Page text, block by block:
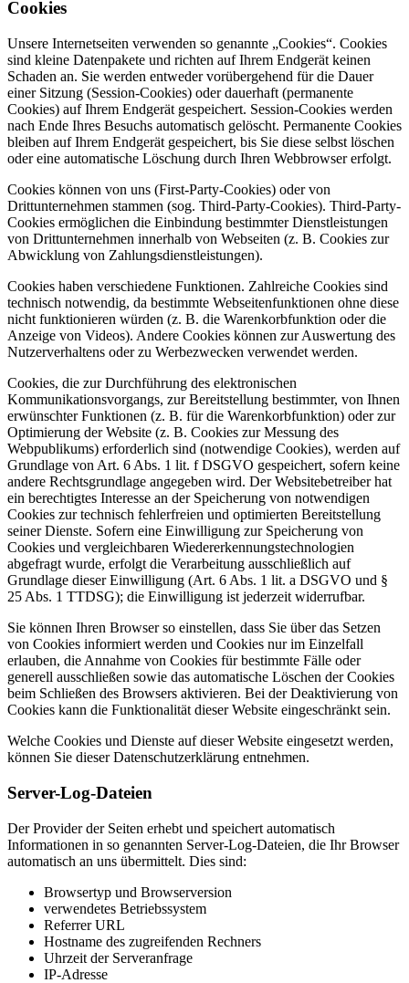
Cookies
Unsere Internetseiten verwenden so genannte „Cookies“. Cookies
sind kleine Datenpakete und richten auf Ihrem Endgerät keinen
Schaden an. Sie werden entweder vorübergehend für die Dauer
einer Sitzung (Session-Cookies) oder dauerhaft (permanente
Cookies) auf Ihrem Endgerät gespeichert. Session-Cookies werden
nach Ende Ihres Besuchs automatisch gelöscht. Permanente Cookies
bleiben auf Ihrem Endgerät gespeichert, bis Sie diese selbst löschen
oder eine automatische Löschung durch Ihren Webbrowser erfolgt.
Cookies können von uns (First-Party-Cookies) oder von
Drittunternehmen stammen (sog. Third-Party-Cookies). Third-Party-
Cookies ermöglichen die Einbindung bestimmter Dienstleistungen
von Drittunternehmen innerhalb von Webseiten (z. B. Cookies zur
Abwicklung von Zahlungsdienstleistungen).
Cookies haben verschiedene Funktionen. Zahlreiche Cookies sind
technisch notwendig, da bestimmte Webseitenfunktionen ohne diese
nicht funktionieren würden (z. B. die Warenkorbfunktion oder die
Anzeige von Videos). Andere Cookies können zur Auswertung des
Nutzerverhaltens oder zu Werbezwecken verwendet werden.
Cookies, die zur Durchführung des elektronischen
Kommunikationsvorgangs, zur Bereitstellung bestimmter, von Ihnen
erwünschter Funktionen (z. B. für die Warenkorbfunktion) oder zur
Optimierung der Website (z. B. Cookies zur Messung des
Webpublikums) erforderlich sind (notwendige Cookies), werden auf
Grundlage von Art. 6 Abs. 1 lit. f DSGVO gespeichert, sofern keine
andere Rechtsgrundlage angegeben wird. Der Websitebetreiber hat
ein berechtigtes Interesse an der Speicherung von notwendigen
Cookies zur technisch fehlerfreien und optimierten Bereitstellung
seiner Dienste. Sofern eine Einwilligung zur Speicherung von
Cookies und vergleichbaren Wiedererkennungstechnologien
abgefragt wurde, erfolgt die Verarbeitung ausschließlich auf
Grundlage dieser Einwilligung (Art. 6 Abs. 1 lit. a DSGVO und §
25 Abs. 1 TTDSG); die Einwilligung ist jederzeit widerrufbar.
Sie können Ihren Browser so einstellen, dass Sie über das Setzen
von Cookies informiert werden und Cookies nur im Einzelfall
erlauben, die Annahme von Cookies für bestimmte Fälle oder
generell ausschließen sowie das automatische Löschen der Cookies
beim Schließen des Browsers aktivieren. Bei der Deaktivierung von
Cookies kann die Funktionalität dieser Website eingeschränkt sein.
Welche Cookies und Dienste auf dieser Website eingesetzt werden,
können Sie dieser Datenschutzerklärung entnehmen.
Server-Log-Dateien
Der Provider der Seiten erhebt und speichert automatisch
Informationen in so genannten Server-Log-Dateien, die Ihr Browser
automatisch an uns übermittelt. Dies sind:
Browsertyp und Browserversion
verwendetes Betriebssystem
Referrer URL
Hostname des zugreifenden Rechners
Uhrzeit der Serveranfrage
IP-Adresse